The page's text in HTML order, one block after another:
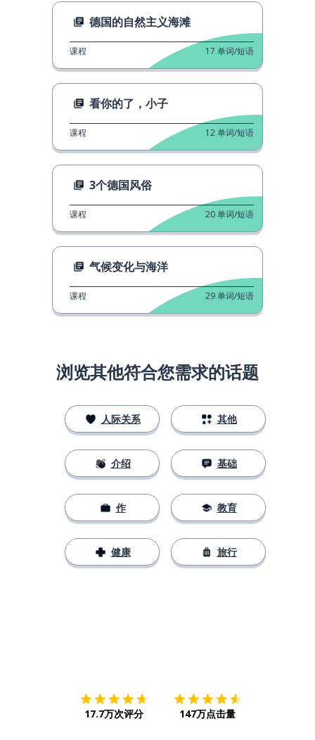
德国的自然主义海滩
课程 17 单词/短语
看你的了，小子
课程 12单词/短语
3个德国风俗
课程 20单词/短语
气候变化与海洋
课程 29单词/短语
浏览其他符合您需求的话题
人际关系
介绍
作
健康
其他
基础
教育
旅行
17.7万次评分 147万点击量